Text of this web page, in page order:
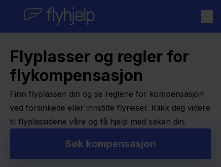
Skip to content
Flyplasser og regler for
flykompensasjon
Finn flyplassen din og se reglene for kompensasjon
ved forsinkede eller innstilte flyreiser. Klikk deg videre
til flyplassidene våre og få hjelp med saken din.
Søk kompensasjon